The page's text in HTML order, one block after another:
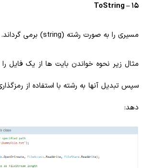
15 – ToString
مسیری را به صورت رشته (string) برمی گرداند.
مثال زیر نحوه خواندن بایت ها از یک فایل
دهد: